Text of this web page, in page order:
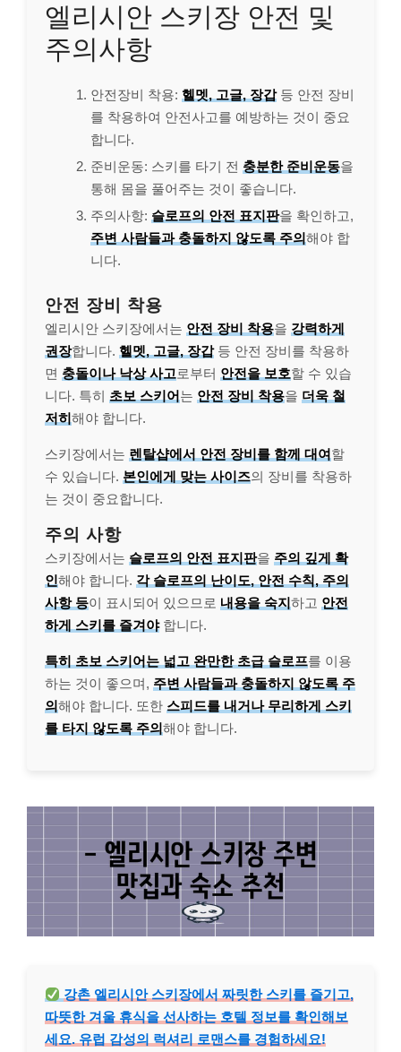
엘리시안 스키장 안전 및
주의사항
안전장비 착용: 헬멧, 고글, 장갑등 안전 장비
를 착용하여 안전사고를 예방하는 것이 중요
합니다.
준비운동: 스키를 타기 전 충분한 준비운동을
통해 몸을 풀어주는 것이 좋습니다.
주의사항: 슬로프의 안전 표지판을 확인하고,
주변 사람들과 충돌하지 않도록 주의해야 합
니다.
안전 장비 착용
엘리시안 스키장에서는 안전 장비 착용을 강력하게
권장합니다. 헬멧, 고글, 장갑등 안전 장비를 착용하
면 충돌이나 낙상 사고로부터 안전을 보호할 수 있습
니다. 특히 초보 스키어는 안전 장비 착용을 더욱 철
저히해야 합니다.
스키장에서는 렌탈샵에서 안전 장비를 함께 대여할
수 있습니다. 본인에게 맞는 사이즈의 장비를 착용하
는 것이 중요합니다.
주의 사항
스키장에서는 슬로프의 안전 표지판을 주의 깊게 확
인해야 합니다. 각 슬로프의 난이도, 안전 수칙, 주의
사항 등이 표시되어 있으므로 내용을 숙지하고 안전
하게 스키를 즐겨야합니다.
특히 초보 스키어는 넓고 완만한 초급 슬로프를 이용
하는 것이 좋으며, 주변 사람들과 충돌하지 않도록 주
의해야 합니다. 또한 스피드를 내거나 무리하게 스키
를 타지 않도록 주의해야 합니다.
강촌 엘리시안 스키장에서 짜릿한 스키를 즐기고,
따뜻한 겨울 휴식을 선사하는 호텔 정보를 확인해보
세요. 유럽 감성의 럭셔리 로맨스를 경험하세요!